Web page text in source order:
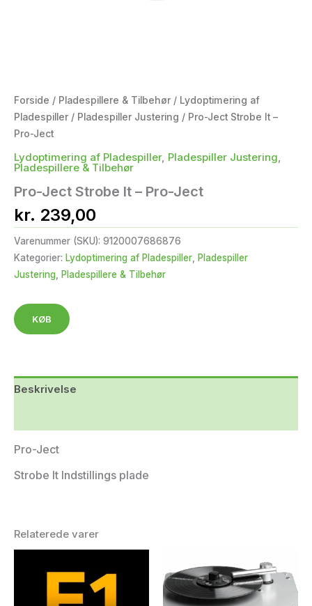
Forside / Pladespillere & Tilbehør / Lydoptimering af
Pladespiller / Pladespiller Justering / Pro-Ject Strobe It –
Pro-Ject
Lydoptimering af Pladespiller, Pladespiller Justering,
Pladespillere & Tilbehør
Pro-Ject Strobe It – Pro-Ject
kr. 239,00
Varenummer (SKU): 9120007686876
Kategorier: Lydoptimering af Pladespiller
Pladespiller
Justering
Pladespillere & Tilbehør
KØB
Beskrivelse
Pro-Ject
Strobe It Indstillings plade
Relaterede varer